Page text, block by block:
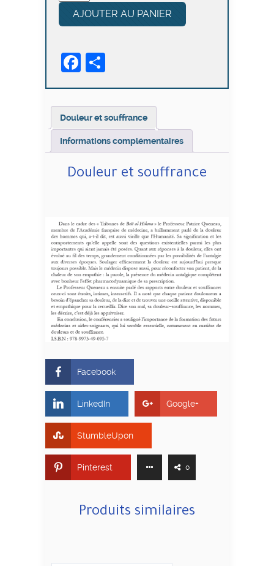
de
DouleurAJOUTER AU PANIER
Facebook
Douleur et souffrance
Informations complémentaires
Douleur et souffrance
Facebook
LinkedIn Google+
StumbleUpon
Pinterest 0
Produits similaires